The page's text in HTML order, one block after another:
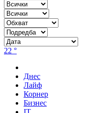
22 °
Днес
Лайф
Корнер
Бизнес